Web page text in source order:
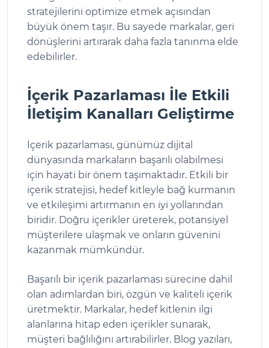
stratejilerini optimize etmek açısından
büyük önem taşır. Bu sayede markalar, geri
dönüşlerini artırarak daha fazla tanınma elde
edebilirler.
İçerik Pazarlaması İle Etkili
İletişim Kanalları Geliştirme
İçerik pazarlaması, günümüz dijital
dünyasında markaların başarılı olabilmesi
için hayati bir önem taşımaktadır. Etkili bir
içerik stratejisi, hedef kitleyle bağ kurmanın
ve etkileşimi artırmanın en iyi yollarından
biridir. Doğru içerikler üreterek, potansiyel
müşterilere ulaşmak ve onların güvenini
kazanmak mümkündür.
Başarılı bir içerik pazarlaması sürecine dahil
olan adımlardan biri, özgün ve kaliteli içerik
üretmektir. Markalar, hedef kitlenin ilgi
alanlarına hitap eden içerikler sunarak,
müşteri bağlılığını artırabilirler. Blog yazıları,